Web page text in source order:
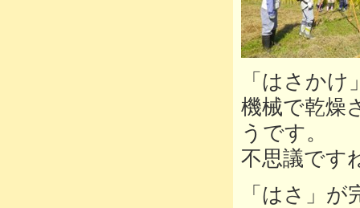
「はさか
機械で乾燥
うです。
不思議です
「はさ」